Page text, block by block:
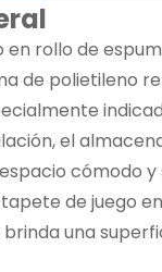
rollo de
de polietileno
el
cómodo
de juego
una